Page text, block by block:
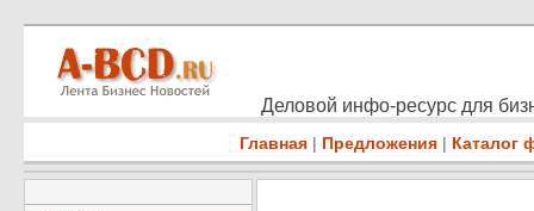
Деловой инфо-ресурс для
Главная | Предложения | Каталог